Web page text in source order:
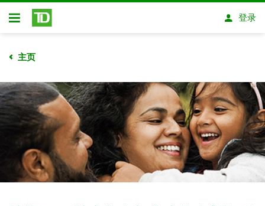
跳转到主要内容
开放式房屋贷款
登录
主页